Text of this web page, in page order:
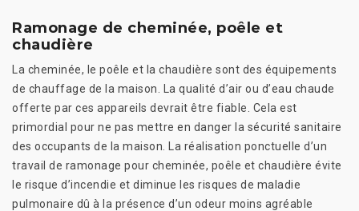
Ramonage de cheminée, poêle et
chaudière
La cheminée, le poêle et la chaudière sont des équipements
de chauffage de la maison. La qualité d’air ou d’eau chaude
offerte par ces appareils devrait être fiable. Cela est
primordial pour ne pas mettre en danger la sécurité sanitaire
des occupants de la maison. La réalisation ponctuelle d’un
travail de ramonage pour cheminée, poêle et chaudière évite
le risque d’incendie et diminue les risques de maladie
pulmonaire dû à la présence d’un odeur moins agréable